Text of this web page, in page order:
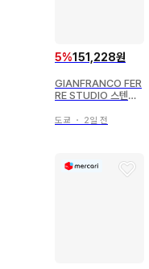
5%151,228원
GIANFRANCO FER
RE STUDIO 스텐카
도쿄 ・ 2일 전